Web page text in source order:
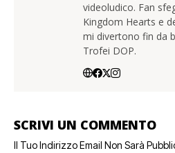
videoludico. Fan
Kingdom Hearts e
mi divertono fin da
Trofei DOP.
SCRIVI UN COMMENTO
Il Tuo Indirizzo Email Non Sarà